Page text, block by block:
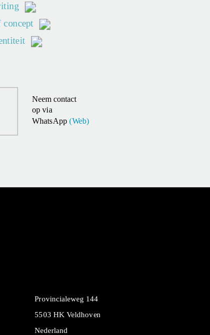
concept
Neem contact
op via
WhatsApp(Web)
Provincialeweg 144
5503 HK Veldhoven
Nederland